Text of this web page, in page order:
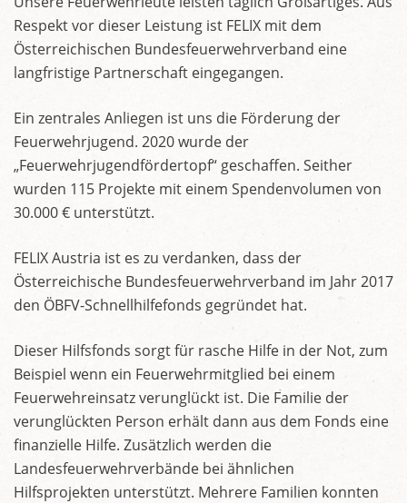
Respekt vor dieser Leistung ist FELIX mit dem
Österreichischen Bundesfeuerwehrverband eine
langfristige Partnerschaft eingegangen.
Ein zentrales Anliegen ist uns die Förderung der
Feuerwehrjugend. 2020 wurde der
„Feuerwehrjugendfördertopf“ geschaffen. Seither
wurden 115 Projekte mit einem Spendenvolumen von
30.000 € unterstützt.
FELIX Austria ist es zu verdanken, dass der
Österreichische Bundesfeuerwehrverband im Jahr 2017
den ÖBFV-Schnellhilfefonds gegründet hat.
Dieser Hilfsfonds sorgt für rasche Hilfe in der Not, zum
Beispiel wenn ein Feuerwehrmitglied bei einem
Feuerwehreinsatz verunglückt ist. Die Familie der
verunglückten Person erhält dann aus dem Fonds eine
finanzielle Hilfe. Zusätzlich werden die
Landesfeuerwehrverbände bei ähnlichen
Hilfsprojekten unterstützt. Mehrere Familien konnten